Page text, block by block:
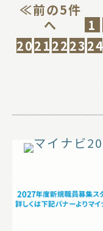
≪前の5件
へ
1
20212223 24